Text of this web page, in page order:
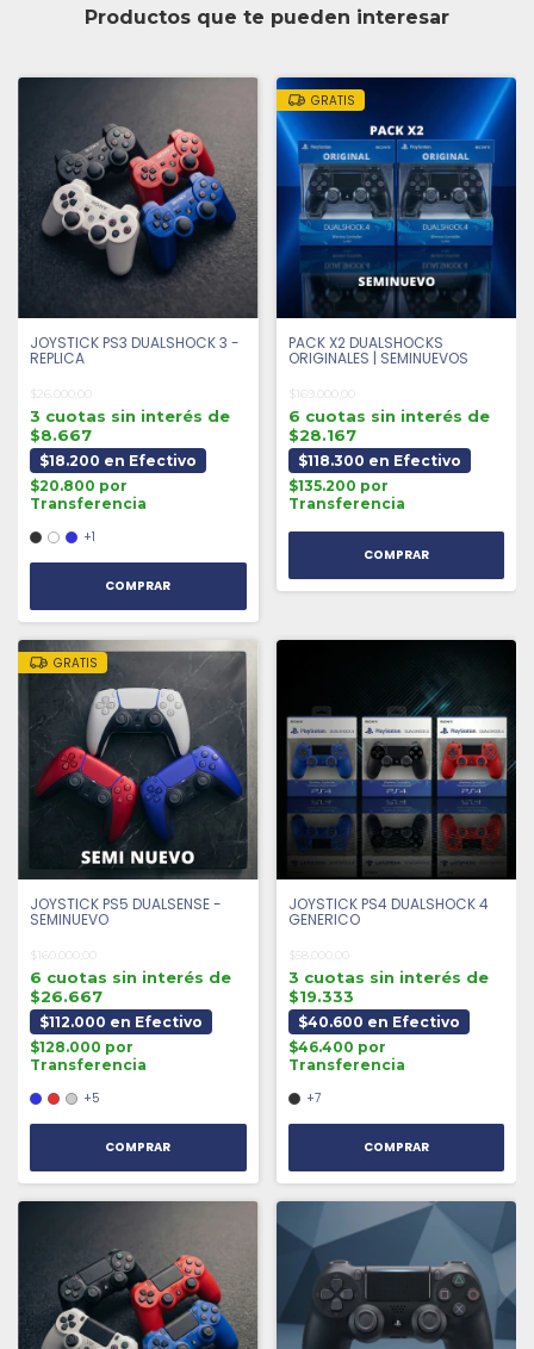
Productos que te pueden interesar
JOYSTICK PS3 DUALSHOCK 3 -
REPLICA
$26.000,00
3 cuotas sin interés de
$8.667
$18.200 en Efectivo
$20.800 por
Transferencia
+1
COMPRAR
GRATIS
PACK X2 DUALSHOCKS
ORIGINALES | SEMINUEVOS
$169.000,00
6 cuotas sin interés de
$28.167
$118.300 en Efectivo
$135.200 por
Transferencia
GRATIS
JOYSTICK PS5 DUALSENSE -
SEMINUEVO
$160.000,00
6 cuotas sin interés de
$26.667
$112.000 en Efectivo
$128.000 por
Transferencia
+5
COMPRAR
JOYSTICK PS4 DUALSHOCK 4
GENERICO
$58.000,00
3 cuotas sin interés de
$19.333
$40.600 en Efectivo
$46.400 por
Transferencia
+7
COMPRAR